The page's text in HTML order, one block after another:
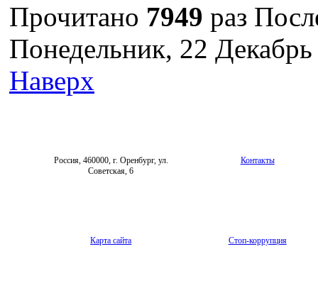
Прочитано 7949 раз
Понедельник, 22
Наверх
Россия, 460000, г. Оренбург, ул.
Советская, 6
Контакты
Карта сайта Стоп-коррупция